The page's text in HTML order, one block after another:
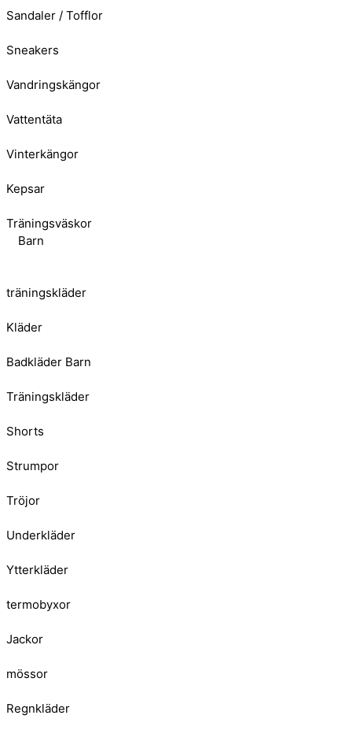
Sandaler / Tofflor
Sneakers
Vandringskängor
Vattentäta
Vinterkängor
Kepsar
Träningsväskor
Barn
träningskläder
Kläder
Badkläder Barn
Träningskläder
Shorts
Strumpor
Tröjor
Underkläder
Ytterkläder
termobyxor
Jackor
mössor
Regnkläder